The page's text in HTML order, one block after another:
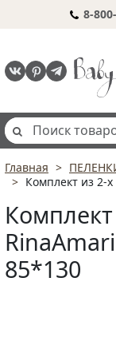
8-
Главная
Комплект из 2-
85*130